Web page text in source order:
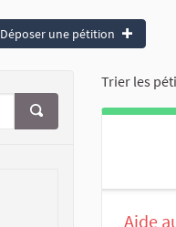
Déposer une pétition
Trier les
Aide